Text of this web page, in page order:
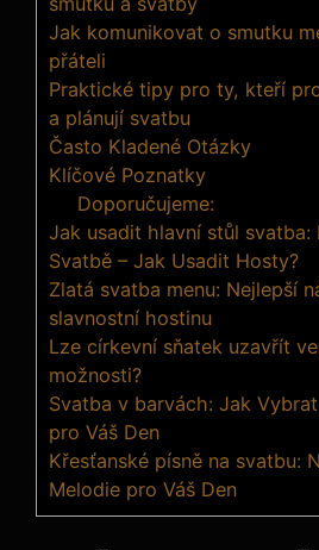
Jak komunikovat o smutku
přáteli
Praktické tipy pro ty, kteří
a plánují svatbu
Často Kladené Otázky
Klíčové Poznatky
Doporučujeme:
Jak usadit hlavní stůl svatba:
Svatbě – Jak Usadit Hosty?
Zlatá svatba menu: Nejlepší
slavnostní hostinu
Lze církevní sňatek uzavřít
možnosti?
Svatba v barvách: Jak
pro Váš Den
Křesťanské písně na svatbu:
Melodie pro Váš Den